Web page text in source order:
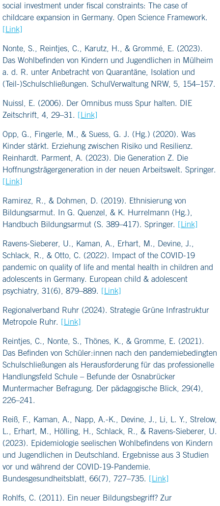
social investment under fiscal constraints: The case of
childcare expansion in Germany. Open Science Framework.
[Link]
Nonte, S., Reintjes, C., Karutz, H., & Grommé, E. (2023).
Das Wohlbefinden von Kindern und Jugendlichen in Mülheim
a. d. R. unter Anbetracht von Quarantäne, Isolation und
(Teil-)Schulschließungen. SchulVerwaltung NRW, 5, 154–157.
Nuissl, E. (2006). Der Omnibus muss Spur halten. DIE
Zeitschrift, 4, 29–31. [Link]
Opp, G., Fingerle, M., & Suess, G. J. (Hg.) (2020). Was
Kinder stärkt. Erziehung zwischen Risiko und Resilienz.
Reinhardt. Parment, A. (2023). Die Generation Z. Die
Hoffnungsträgergeneration in der neuen Arbeitswelt. Springer.
[Link]
Ramirez, R., & Dohmen, D. (2019). Ethnisierung von
Bildungsarmut. In G. Quenzel, & K. Hurrelmann (Hg.),
Handbuch Bildungsarmut (S. 389–417). Springer. [Link]
Ravens-Sieberer, U., Kaman, A., Erhart, M., Devine, J.,
Schlack, R., & Otto, C. (2022). Impact of the COVID-19
pandemic on quality of life and mental health in children and
adolescents in Germany. European child & adolescent
psychiatry, 31(6), 879–889. [Link]
Regionalverband Ruhr (2024). Strategie Grüne Infrastruktur
Metropole Ruhr. [Link]
Reintjes, C., Nonte, S., Thönes, K., & Gromme, E. (2021).
Das Befinden von Schüler:innen nach den pandemiebedingten
Schulschließungen als Herausforderung für das professionelle
Handlungsfeld Schule – Befunde der Osnabrücker
Muntermacher Befragung. Der pädagogische Blick, 29(4),
226–241.
Reiß, F., Kaman, A., Napp, A.-K., Devine, J., Li, L. Y., Strelow,
L., Erhart, M., Hölling, H., Schlack, R., & Ravens-Sieberer, U.
(2023). Epidemiologie seelischen Wohlbefindens von Kindern
und Jugendlichen in Deutschland. Ergebnisse aus 3 Studien
vor und während der COVID-19-Pandemie.
Bundesgesundheitsblatt, 66(7), 727–735. [Link]
Rohlfs, C. (2011). Ein neuer Bildungsbegriff? Zur